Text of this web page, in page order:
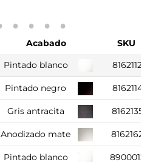
Acabado
SKU
Pintado blanco 8162112
Pintado negro 8162114
Gris antracita 8162135
Anodizado mate 8162162
Pintado blanco 8900012